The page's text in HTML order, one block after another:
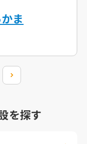
ま
を探す